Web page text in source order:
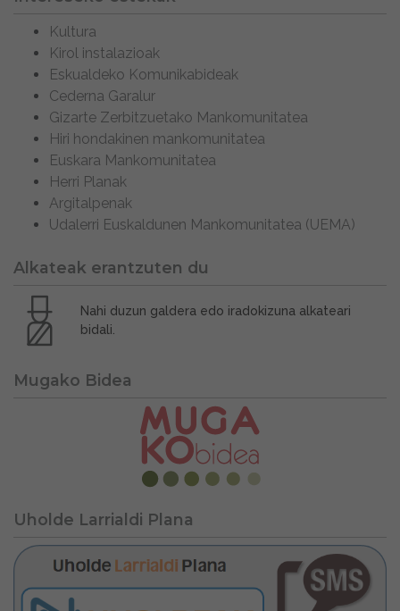
Kultura
Kirol instalazioak
Eskualdeko Komunikabideak
Cederna Garalur
Gizarte Zerbitzuetako Mankomunitatea
Hiri hondakinen mankomunitatea
Euskara Mankomunitatea
Herri Planak
Argitalpenak
Udalerri Euskaldunen Mankomunitatea (UEMA)
Alkateak erantzuten du
Nahi duzun galdera edo iradokizuna alkateari
bidali.
Mugako Bidea
Uholde Larrialdi Plana